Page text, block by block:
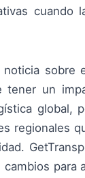
cuando
noticia sobre
tener un
global,
regionales
para